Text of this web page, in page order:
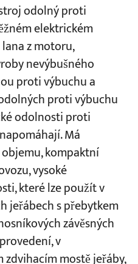
odolný proti
elektrickém
z motoru,
nevýbušného
proti výbuchu a
proti výbuchu
odolnosti proti
Má
kompaktní
vysoké
které lze použít v
jeřábech s přebytkem
závěsných
v
mostě jeřáby,